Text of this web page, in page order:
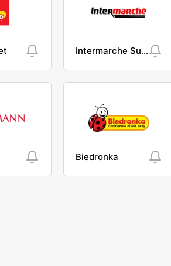
Intermarche Super
Biedronka